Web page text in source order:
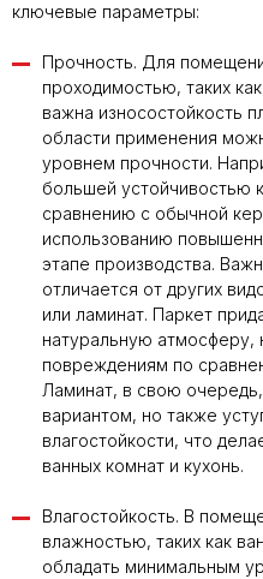
ключевые параметры:
Прочность. Для
проходимостью, таких
важна износостойкость
области применения
уровнем прочности.
большей устойчивостью
сравнению с обычной
использованию
этапе производства.
отличается от других
или ламинат. Паркет
натуральную атмосферу,
повреждениям по
Ламинат, в свою
вариантом, но также
влагостойкости, что
ванных комнат и кухонь.
Влагостойкость. В
влажностью, таких как
обладать минимальным